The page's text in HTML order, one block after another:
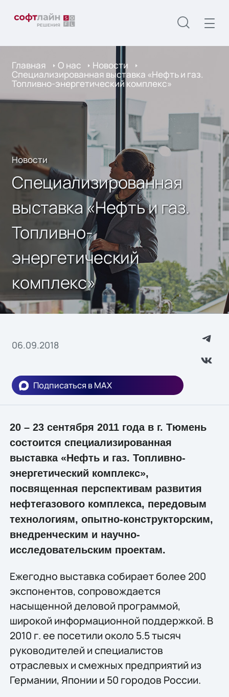
Главная О нас Новости
Специализированная выставка «Нефть и газ.
Топливно-энергетический комплекс»
Новости
Специализированная
выставка «Нефть и газ.
Топливно-
энергетический
комплекс»
06.09.2018
Подписаться в MAX
20 – 23 сентября 2011 года в г. Тюмень
состоится специализированная
выставка «Нефть и газ. Топливно-
энергетический комплекс»,
посвященная перспективам развития
нефтегазового комплекса, передовым
технологиям, опытно-конструкторским,
внедренческим и научно-
исследовательским проектам.
Ежегодно выставка собирает более 200
экспонентов, сопровождается
насыщенной деловой программой,
широкой информационной поддержкой. В
2010 г. ее посетили около 5.5 тысяч
руководителей и специалистов
отраслевых и смежных предприятий из
Германии, Японии и 50 городов России.